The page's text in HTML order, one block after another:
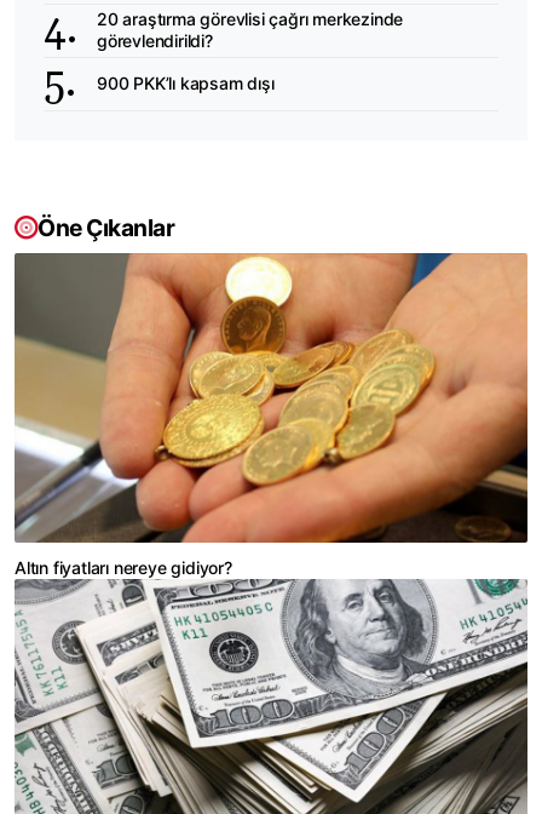
20 araştırma görevlisi çağrı merkezinde
görevlendirildi?
900 PKK’lı kapsam dışı
Öne Çıkanlar
Altın fiyatları nereye gidiyor?